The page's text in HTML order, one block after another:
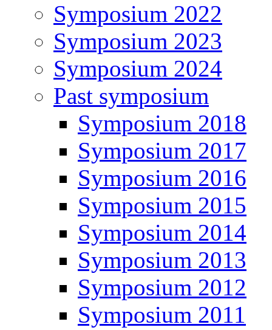
Symposium 2022
Symposium 2023
Symposium 2024
Past symposium
Symposium 2018
Symposium 2017
Symposium 2016
Symposium 2015
Symposium 2014
Symposium 2013
Symposium 2012
Symposium 2011